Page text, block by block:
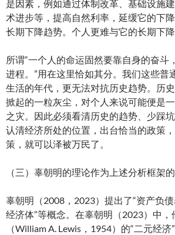
是因素，例如通过体制改革、基础设施
术进步等，提高自然利率，延缓它的下
长期下降趋势。个人更难与它的长期下降
所谓“一个人的命运固然要靠自身的奋斗
进程。”用在这里恰如其分。我们这些普
生活的年代，更无法对抗历史趋势。历
掀起的一粒灰尘，对个人来说可能便是
之灾。因此必须看清历史的趋势、少踩
认清经济所处的位置，出台恰当的政策
策，就可以泽被万民了。
（三）辜朝明的理论作为上述分析框架
辜朝明（2008，2023）提出了“资产负
经济体”等概念。在辜朝明（2023）中
（William A. Lewis，1954）的“二元经